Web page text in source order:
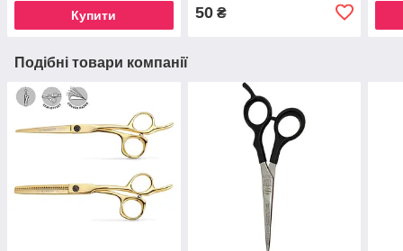
Купити 50₴
Подібні товари компанії